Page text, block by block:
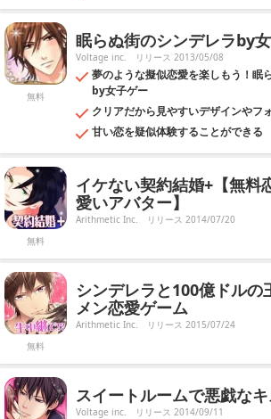
無料
眠らぬ街のシンデレラby
Voltage inc. リリース 2013/05/08
夢のような擬似恋愛を楽しもう！眠
by女子ゲー
クリアだから見やすいデザインやフ
甘い恋を疑似体験することができる
無料
イケない契約結婚+【無料
愛いアバター】
Arithmetic Inc. リリース 2014/07/20
無料
シンデレラと100億ドル
メン恋愛ゲーム
Arithmetic Inc. リリース 2015/07/24
スイートルームで悪戯な
Voltage inc. リリース 2014/09/11